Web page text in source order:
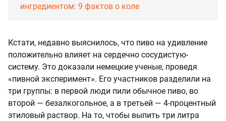
ингредиентом: 9 фактов о коле
Кстати, недавно выяснилось, что пиво на удивление
положительно влияет на сердечно сосудистую-
систему. Это доказали немецкие ученые, проведя
«пивной эксперимент». Его участников разделили на
три группы: в первой люди пили обычное пиво, во
второй — безалкогольное, а в третьей — 4-процентный
этиловый раствор. На то, чтобы выпить три литра